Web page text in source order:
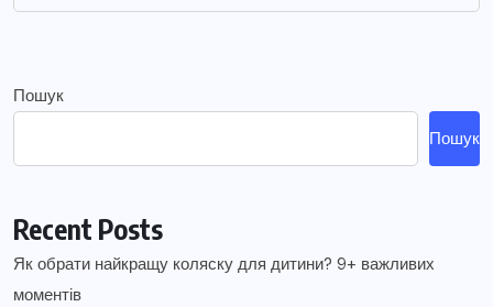
Пошук
Пошук
Recent Posts
Як обрати найкращу коляску для дитини? 9+ важливих
моментів